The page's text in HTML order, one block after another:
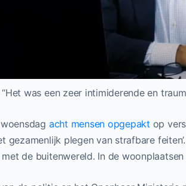
was een zeer intimiderende en
acht mensen opgepakt op
gezamenlijk plegen van strafbare
de buitenwereld. In de